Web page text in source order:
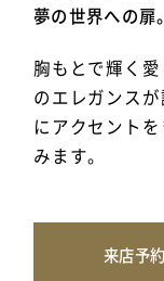
夢の世界への扉。
胸もとで輝く
のエレガンス
にアクセント
みます。
来店予約